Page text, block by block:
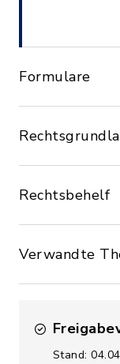
Formulare
Rechtsbehelf
Verwandte
Stand: